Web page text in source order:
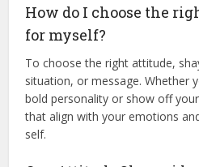
You can find the best Attitude
social media pages, and poetry
collections of shayaris based on
friendship, and confidence.
How do I choose the